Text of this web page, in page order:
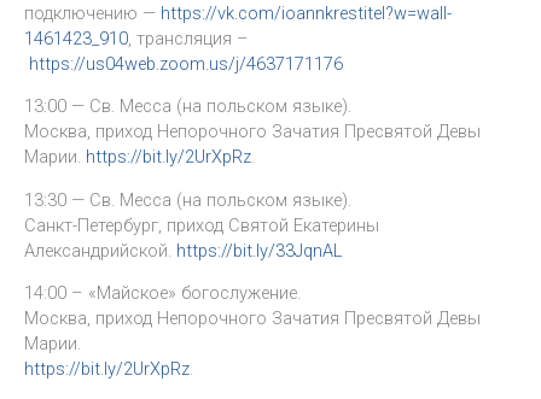
подключению — https://vk.com/ioannkrestitel?w=wall-
1461423_910 , трансляция –
https://us04web.zoom.us/j/4637171176
13:00 — Св. Месса (на польском языке).
Москва, приход Непорочного Зачатия Пресвятой Девы
Марии. https://bit.ly/2UrXpRz.
13:30 — Св. Месса (на польском языке).
Санкт-Петербург, приход Святой Екатерины
Александрийской. https://bit.ly/33JqnAL
14:00 – «Майское» богослужение.
Москва, приход Непорочного Зачатия Пресвятой Девы
Марии.
https://bit.ly/2UrXpRz.